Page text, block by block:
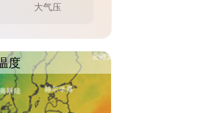
大气压
度